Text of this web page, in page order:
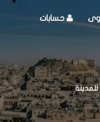
حسابات